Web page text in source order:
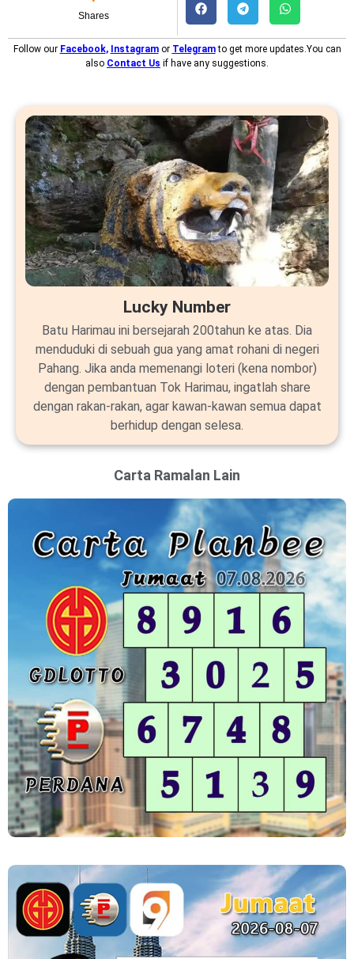
Shares
Follow our Facebook, Instagramor Telegramto get more updates.You can
also Contact Us if have any suggestions.
Lucky Number
Batu Harimau ini bersejarah 200tahun ke atas. Dia
menduduki di sebuah gua yang amat rohani di negeri
Pahang. Jika anda memenangi loteri (kena nombor)
dengan pembantuan Tok Harimau, ingatlah share
dengan rakan-rakan, agar kawan-kawan semua dapat
berhidup dengan selesa.
Carta Ramalan Lain